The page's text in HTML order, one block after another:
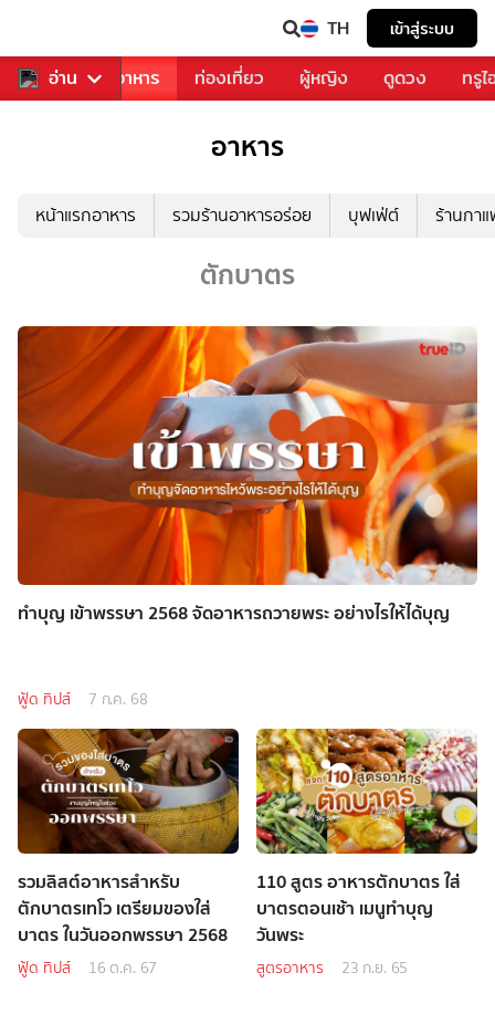
TH เข้าสู่ระบบ
อ่าน
การเพลง อาหาร ท่องเที่ยว ผู้หญิง ดูดวง ทรู
อาหาร
หน้าแรกอาหาร รวมร้านอาหารอร่อย บุฟเฟ่ต์ ร้านกา
ตักบาตร
ทำบุญ เข้าพรรษา 2568 จัดอาหารถวายพระ อย่างไรให้ได้บุญ
ฟู้ด ทิปส์ 7 ก.ค. 68
รวมลิสต์อาหารสำหรับ
ตักบาตรเทโว เตรียมของใส่
บาตร ในวันออกพรรษา 2568
ฟู้ด ทิปส์ 16 ต.ค. 67
110 สูตร อาหารตักบาตร ใส่
บาตรตอนเช้า เมนูทำบุญ
วันพระ
สูตรอาหาร 23 ก.ย. 65